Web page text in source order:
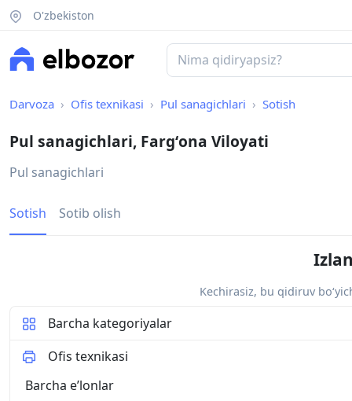
O'zbekiston
Darvoza Ofis texnikasi Pul sanagichlari Sotish
Pul sanagichlari, Fargʻona Viloyati
Pul sanagichlari
Sotish Sotib olish
Kechirasiz, bu qidiruv
Barcha kategoriyalar
Ofis texnikasi
Barcha eʼlonlar